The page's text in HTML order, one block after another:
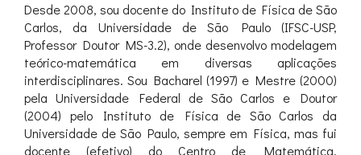
Desde 2008, sou docente do Instituto de Física de São
Carlos, da Universidade de São Paulo (IFSC-USP,
Professor Doutor MS-3.2), onde desenvolvo modelagem
teórico-matemática em diversas aplicações
interdisciplinares. Sou Bacharel (1997) e Mestre (2000)
pela Universidade Federal de São Carlos e Doutor
(2004) pelo Instituto de Física de São Carlos da
Universidade de São Paulo, sempre em Física, mas fui
docente (efetivo) do Centro de Matemática,